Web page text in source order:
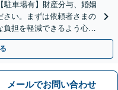
駐車場有】財産分与、婚姻
さい。まずは依頼者さまの
担を軽減できるよう心が
力いたします。
メールでお問い合わせ